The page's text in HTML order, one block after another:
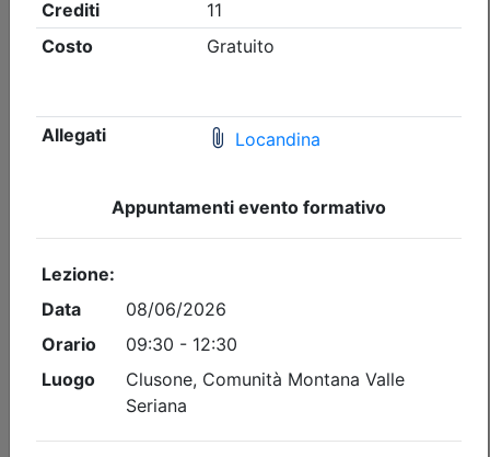
A pagamento
Ordine degli Ingegneri della provincia di Bergamo
Preventivazione & Contabilità
Date: 15/09/2026al05/11/2026
Crediti:
40 cfp
Tipologia:corso
Priorità iscrizioni Allegati
Note